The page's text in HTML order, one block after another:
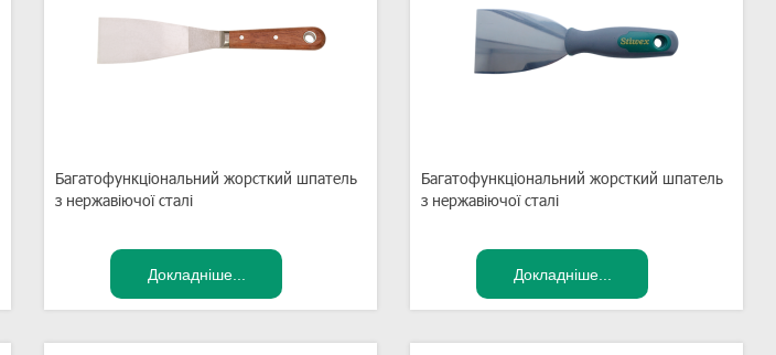
Багатофункціональний жорсткий шпатель
з нержавіючої сталі
Багатофункціональний жорсткий шпатель
з нержавіючої сталі